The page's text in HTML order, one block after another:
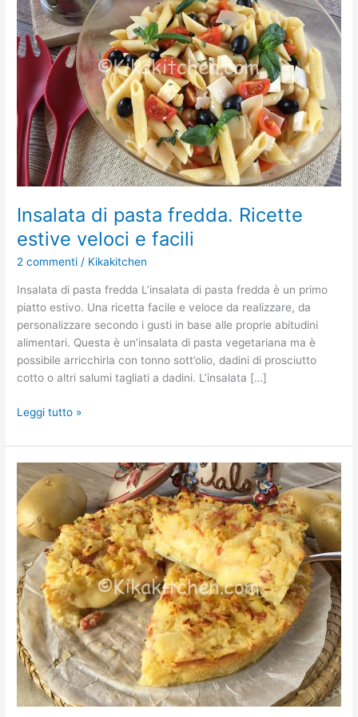
Insalata di pasta fredda. Ricette
estive veloci e facili
2 commenti / Kikakitchen
Insalata di pasta fredda L’insalata di pasta fredda è un primo
piatto estivo. Una ricetta facile e veloce da realizzare, da
personalizzare secondo i gusti in base alle proprie abitudini
alimentari. Questa è un’insalata di pasta vegetariana ma è
possibile arricchirla con tonno sott’olio, dadini di prosciutto
cotto o altri salumi tagliati a dadini. L’insalata […]
fredda.
Ricette
estive
veloci
facili
Leggi tutto »
Sbriciolata
di
patate.
Torta
salata
con
patate
sbriciolate.